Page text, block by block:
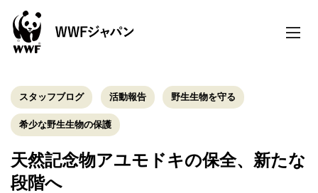
toggle
スタッフブログ 活動報告 野生生物を守る
希少な野生生物の保護
天然記念物アユモドキの保全、新たな
段階へ